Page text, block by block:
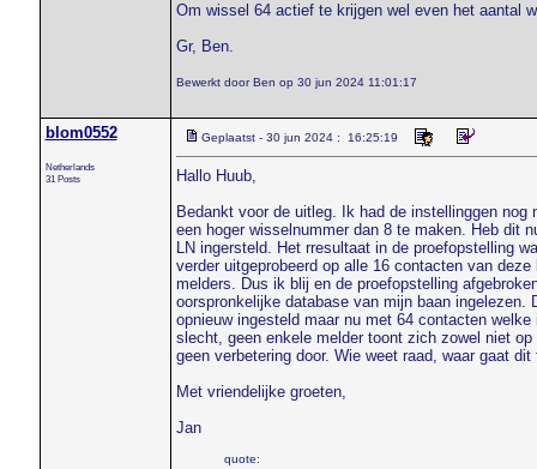
Om wissel 64 actief te krijgen wel even het aantal
Gr, Ben.
Bewerkt door Ben op 30 jun 2024 11:01:17
blom0552
Netherlands
31 Posts
Geplaatst - 30 jun 2024 : 16:25:19
Hallo Huub,
Bedankt voor de uitleg. Ik had de instellinggen
een hoger wisselnummer dan 8 te maken. Heb dit
LN ingersteld. Het rresultaat in de proefopstelling
verder uitgeprobeerd op alle 16 contacten van
melders. Dus ik blij en de proefopstelling
oorspronkelijke database van mijn baan ingelezen.
opnieuw ingesteld maar nu met 64 contacten
slecht, geen enkele melder toont zich zowel niet
geen verbetering door. Wie weet raad, waar gaat
Met vriendelijke groeten,
Jan
quote: